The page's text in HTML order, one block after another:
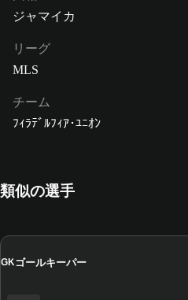
ジャマイカ
リーグ
MLS
チーム
ﾌｨﾗﾃﾞﾙﾌｨｱ･ﾕﾆｵﾝ
類似の選手
GKゴールキーパー